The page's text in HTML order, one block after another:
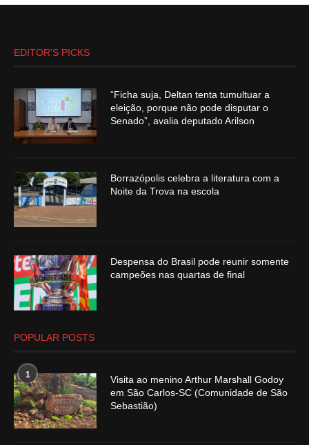
EDITOR’S PICKS
“Ficha suja, Deltan tenta tumultuar a
eleição, porque não pode disputar o
Senado”, avalia deputado Arilson
Borrazópolis celebra a literatura com a
Noite da Trova na escola
Despensa do Brasil pode reunir somente
campeões nas quartas de final
POPULAR POSTS
1
Visita ao menino Arthur Marshall Godoy
em São Carlos-SC (Comunidade de São
Sebastião)